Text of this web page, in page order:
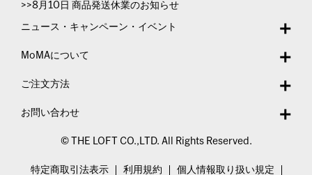
>>8月10日 商品発送休業のお知らせ
ニュース・キャンペーン・イベント
MoMAについて
ご注文方法
お問い合わせ
© THE LOFT CO.,LTD. All Rights Reserved.
特定商取引法表示 利用規約 個人情報取り扱い規定